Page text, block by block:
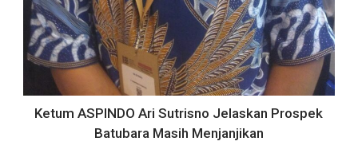
Ketum ASPINDO Ari Sutrisno Jelaskan Prospek
Batubara Masih Menjanjikan